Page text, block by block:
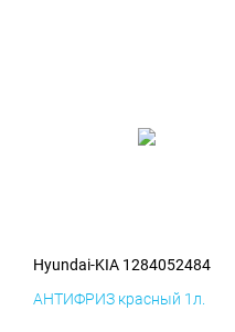
Hyundai-KIA 1284052484
АНТИФРИЗ красный 1л.